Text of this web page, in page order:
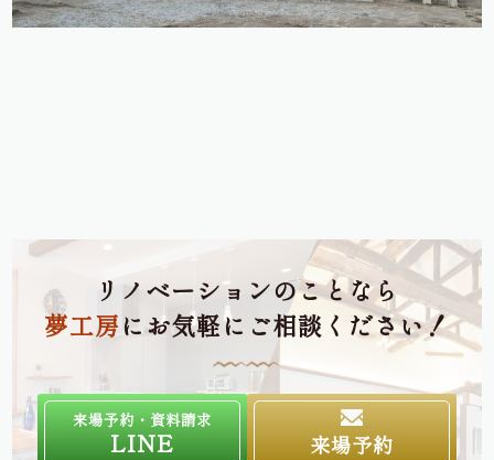
リノベーションのことなら
夢工房にお気軽にご相談ください！
来場予約・資料請求
LINE 来場予約